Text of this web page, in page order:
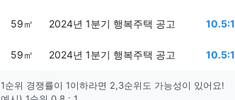
59㎡ 2024년 1분기 행복주택 공고 10.5:1
59㎡ 2024년 1분기 행복주택 공고 10.5:1
1순위 경쟁률이 1이하라면 2,3순위도 가능성이 있어요!